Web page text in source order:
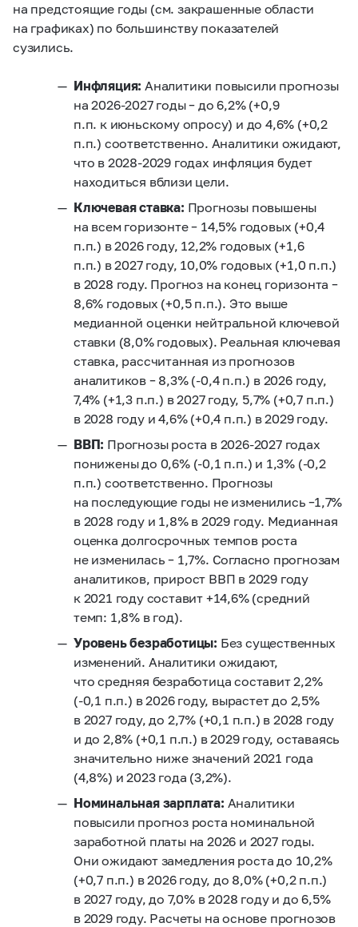
на предстоящие годы (см. закрашенные области
на графиках) по большинству показателей
сузились.
Инфляция: Аналитики повысили прогнозы
на2026-2027годы – до 6,2% (+0,9
п.п. к июньскому опросу) и до 4,6% (+0,2
п.п.) соответственно. Аналитики ожидают,
что в 2028-2029 годах инфляция будет
находиться вблизи цели.
Ключевая ставка: Прогнозы повышены
на всем горизонте – 14,5% годовых (+0,4
п.п.) в 2026 году, 12,2% годовых (+1,6
п.п.) в 2027 году, 10,0% годовых (+1,0 п.п.)
в 2028 году. Прогноз на конец горизонта –
8,6% годовых (+0,5 п.п.). Это выше
медианной оценки нейтральной ключевой
ставки (8,0% годовых). Реальная ключевая
ставка, рассчитанная из прогнозов
аналитиков – 8,3% (-0,4 п.п.) в 2026 году,
7,4% (+1,3 п.п.) в 2027 году, 5,7% (+0,7 п.п.)
в 2028 году и 4,6% (+0,4 п.п.) в 2029 году.
ВВП: Прогнозы роста в 2026-2027годах
понижены до 0,6% (-0,1 п.п.) и 1,3% (-0,2
п.п.) соответственно. Прогнозы
на последующие годы не изменились –1,7%
в 2028 году и 1,8% в 2029 году. Медианная
оценка долгосрочных темпов роста
не изменилась – 1,7%. Согласно прогнозам
аналитиков, прирост ВВП в 2029 году
к 2021 году составит +14,6% (средний
темп: 1,8% в год).
Уровень безработицы: Без существенных
изменений. Аналитики ожидают,
что средняя безработица составит 2,2%
(-0,1 п.п.) в 2026 году, вырастет до 2,5%
в 2027 году, до 2,7% (+0,1 п.п.) в 2028 году
и до 2,8% (+0,1 п.п.) в 2029 году, оставаясь
значительно ниже значений 2021 года
(4,8%) и 2023 года (3,2%).
Номинальная зарплата: Аналитики
повысили прогноз роста номинальной
заработной платы на 2026 и 2027 годы.
Они ожидают замедления роста до 10,2%
(+0,7 п.п.) в 2026 году, до 8,0% (+0,2 п.п.)
в 2027 году, до 7,0% в 2028 году и до 6,5%
в 2029 году. Расчеты на основе прогнозов